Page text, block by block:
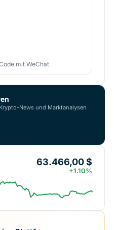
mit WeChat
News und Marktanalysen
63.466,00 $
+1.10%